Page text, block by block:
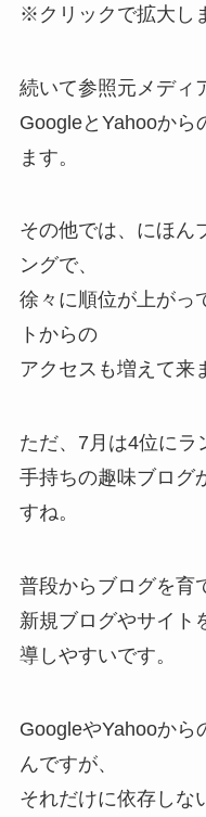
※クリックで拡大し
続いて参照元メディ
GoogleとYahooから
ます。
その他では、にほん
ングで、
徐々に順位が上がっ
トからの
アクセスも増えて来
ただ、7月は4位にラ
手持ちの趣味ブログ
すね。
普段からブログを育
新規ブログやサイト
導しやすいです。
GoogleやYahooから
んですが、
それだけに依存しな